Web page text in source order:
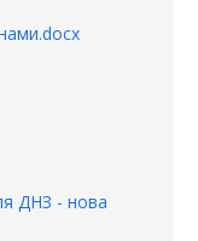
ДНЗ - нова